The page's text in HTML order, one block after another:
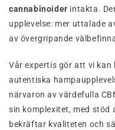
cannabinoider intakta.
upplevelse: mer uttalade
av övergripande
Vår expertis gör att vi
autentiska
närvaron av värdefulla
sin komplexitet, med stöd
bekräftar kvaliteten och